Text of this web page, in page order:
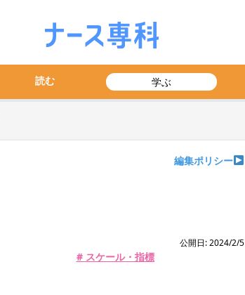
読む 学ぶ
編集ポリシー
公開日: 2024/2/5
# スケール・指標